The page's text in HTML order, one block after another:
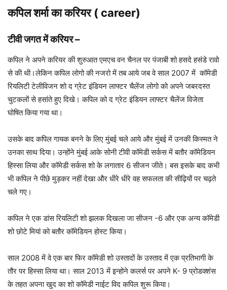
कपिल शर्मा का करियर ( career)
टीवी जगत में करियर–
कपिल ने अपने करियर की शुरुआत एमएच वन चैनल पर पंजाबी शो हसदे हसंडे रावो
से की थी।लेकिन कपिल लोगो की नजरो में तब आये जब वे साल 2007 में कॉमेडी
रियलिटी टेलीविजन शो द ग्रेट इंडियन लाफ्टर चैलेंज लोगो को अपने जबरदस्त
चुटकलों से हसांते हुए दिखे। कपिल को द ग्रेट इंडियन लाफ्टर चैलेंज विजेता
घोषित किया गया था।
उसके बाद कपिल गायक बनने के लिए मुंबई चले आये और मुंबई में उनकी किस्मत ने
उनका साथ दिया। उन्होंने मुंबई आके सोनी टीवी कॉमेडी सर्कस में बतौर कॉमेडियन
हिस्सा लिया और कॉमेडी सर्कस शो के लगातार 6 सीजन जीते। बस इसके बाद कभी
भी कपिल ने पीछे मुड़कर नहीं देखा और धीरे धीरे वह सफलता की सीढ़ियों पर चढ़ते
चले गए।
कपिल ने एक डांस रियलिटी शो झलक दिखला जा सीजन -6 और एक अन्य कॉमेडी
शो छोटे मियां को बतौर कॉमेडियन होस्ट किया।
साल 2008 में वे एक बार फिर कॉमेडी शो उस्तादों के उस्ताद में एक प्रतिभागी के
तौर पर हिस्सा लिया था। साल 2013 में इन्होने कलर्स पर अपने K- 9 प्रोडक्शंस
के तहत अपना खुद का शो कॉमेडी नाईट विद कपिल शुरू किया।